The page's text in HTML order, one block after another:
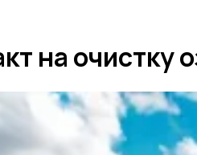
на очистку